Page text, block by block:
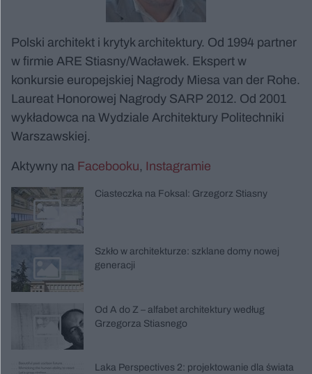
Polski architekt i krytyk architektury. Od 1994 partner
w firmie ARE Stiasny/Wacławek. Ekspert w
konkursie europejskiej Nagrody Miesa van der Rohe.
Laureat Honorowej Nagrody SARP 2012. Od 2001
wykładowca na Wydziale Architektury Politechniki
Warszawskiej.
Aktywny na Facebooku, Instagramie
Ciasteczka na Foksal: Grzegorz Stiasny
Szkło w architekturze: szklane domy nowej
generacji
Od A do Z – alfabet architektury według
Grzegorza Stiasnego
Laka Perspectives 2: projektowanie dla świata